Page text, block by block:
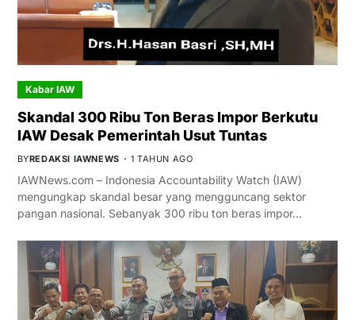
Kabar IAW
Skandal 300 Ribu Ton Beras Impor Berkutu
IAW Desak Pemerintah Usut Tuntas
BYREDAKSI IAWNEWS 1 TAHUN AGO
IAWNews.com – Indonesia Accountability Watch (IAW)
mengungkap skandal besar yang mengguncang sektor
pangan nasional. Sebanyak 300 ribu ton beras impor…